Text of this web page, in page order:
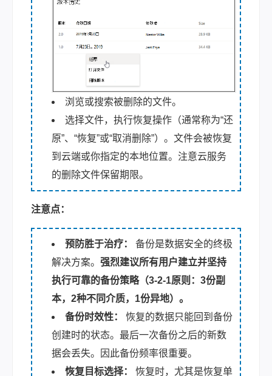
浏览或搜索被删除的文件。
选择文件，执行恢复操作（通常称为“还
原”、“恢复”或“取消删除”）。文件会被恢复
到云端或你指定的本地位置。注意云服务
的删除文件保留期限。
注意点：
预防胜于治疗：
备份是数据安全的终极
解决方案。 强烈建议所有用户建立并坚持
执行可靠的备份策略（3-2-1原则：3份副
本，2种不同介质，1份异地）。
备份时效性：
恢复的数据只能回到备份
创建时的状态。最后一次备份之后的新数
据会丢失。因此备份频率很重要。
恢复目标选择：
恢复时，尤其是恢复单